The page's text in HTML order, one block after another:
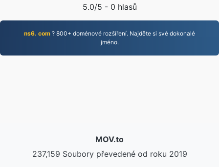
5.0/5 - 0 hlasů
ns6. com ? 800+ doménové rozšíření. Najděte si své dokonalé
jméno.
MOV.to
237,159 Soubory převedené od roku 2019